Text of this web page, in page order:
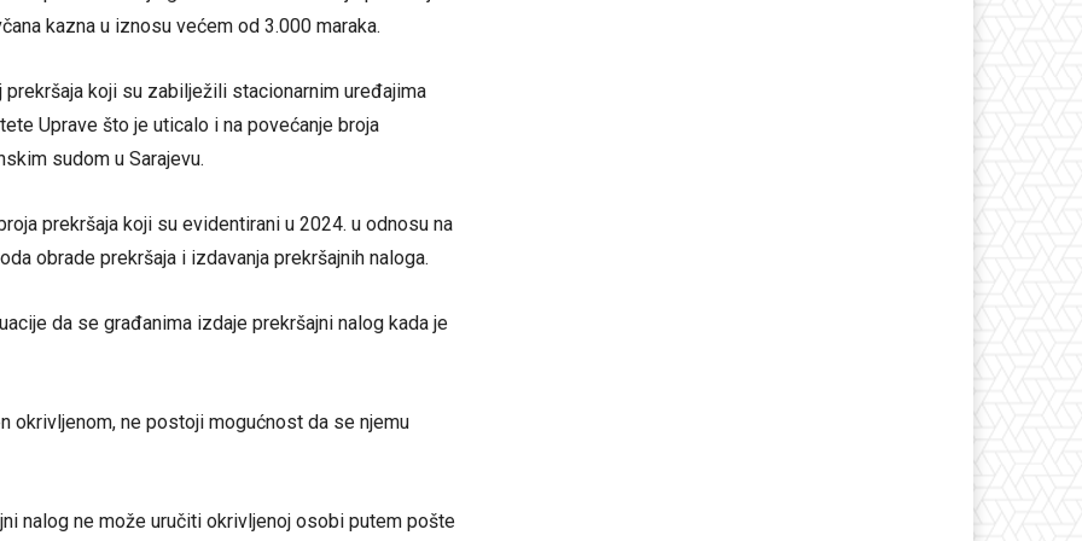
kazna u iznosu većem od 3.000 maraka.
koji su zabilježili stacionarnim uređajima
Uprave što je uticalo i na povećanje broja
sudom u Sarajevu.
prekršaja koji su evidentirani u 2024. u odnosu na
obrade prekršaja i izdavanja prekršajnih naloga.
da se građanima izdaje prekršajni nalog kada je
okrivljenom, ne postoji mogućnost da se njemu
nalog ne može uručiti okrivljenoj osobi putem pošte